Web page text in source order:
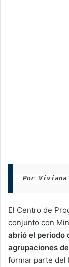
Por
El Centro de
conjunto con
abrió el período
agrupaciones
formar parte del